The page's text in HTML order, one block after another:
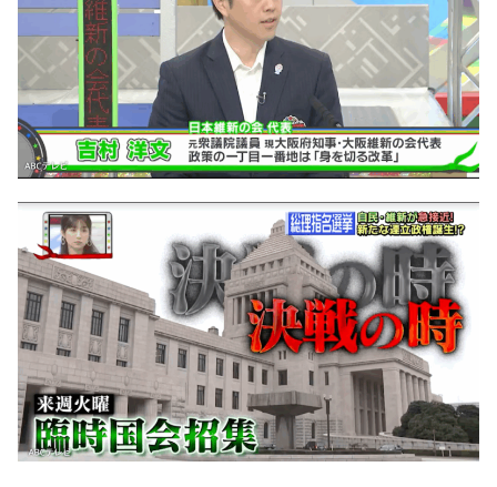
朝だ！生です旅サラダ
教えて！ニュースライブ 正義のミカタ
ＬＩＦＥ～夢のカタチ～
新婚さんいらっしゃい！
ポツンと一軒家
ザキ山小屋本館
ぺこぱのまるスポ
アナ回覧板